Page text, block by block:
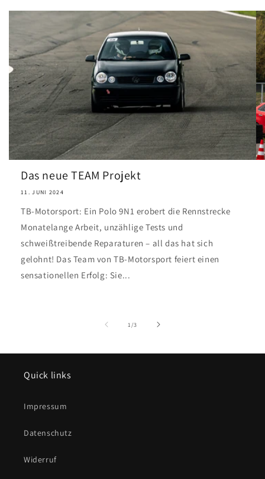
Das neue TEAM Projekt
11. JUNI 2024
TB-Motorsport: Ein Polo 9N1 erobert die Rennstrecke
Monatelange Arbeit, unzählige Tests und
schweißtreibende Reparaturen – all das hat sich
gelohnt! Das Team von TB-Motorsport feiert einen
sensationellen Erfolg: Sie...
1/von
3
Quick links
Impressum
Datenschutz
Widerruf